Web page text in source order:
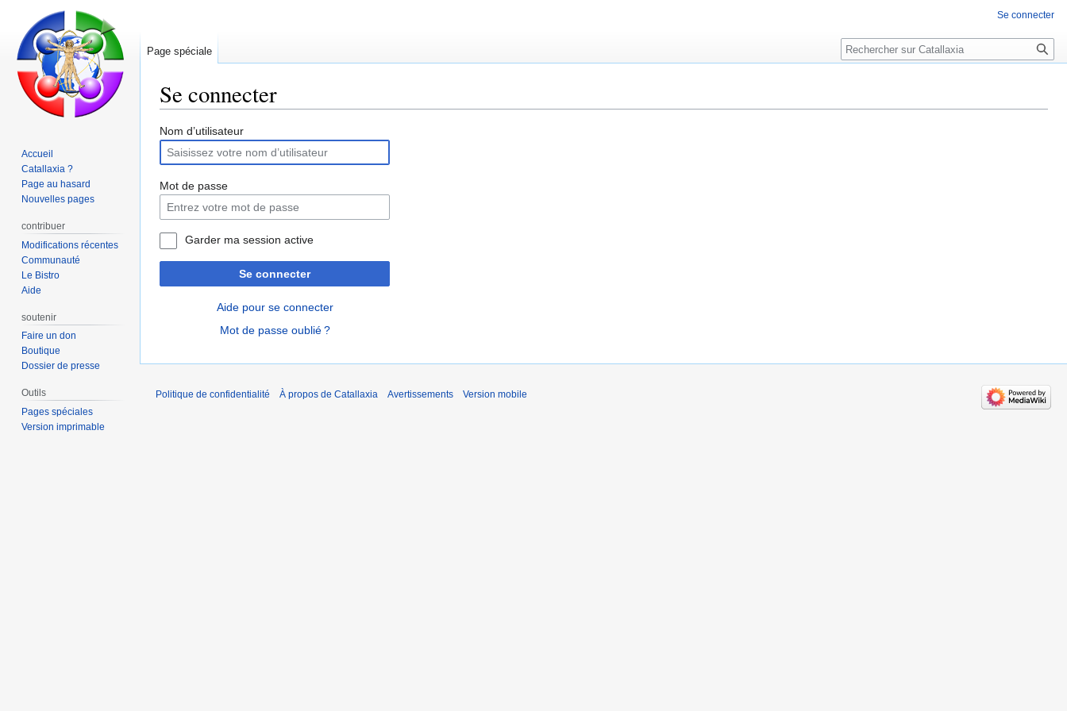
Se connecter
Aller
la
navigation
Aller
la
recherche
Nom d’utilisateur
Mot de passe
Garder ma session active
Se connecter
Aide pour se connecter
Mot de passe oublié ?
Se connecter
Page spéciale Rechercher
Accueil
Catallaxia ?
Page au hasard
Nouvelles pages
contribuer
Modifications récentes
Communauté
Le Bistro
Aide
soutenir
Faire un don
Boutique
Dossier de presse
Outils
Pages spéciales
Version imprimable
Politique de confidentialité À propos de Catallaxia Avertissements Version mobile